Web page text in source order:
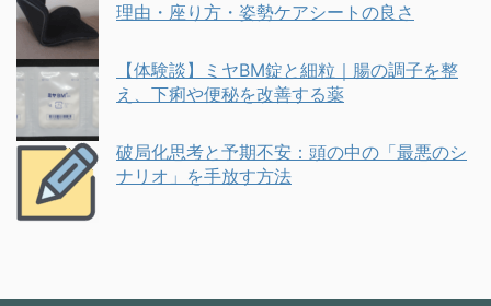
理由・座り方・姿勢ケアシートの良さ
【体験談】ミヤBM錠と細粒｜腸の調子を整
え、下痢や便秘を改善する薬
破局化思考と予期不安：頭の中の「最悪のシ
ナリオ」を手放す方法